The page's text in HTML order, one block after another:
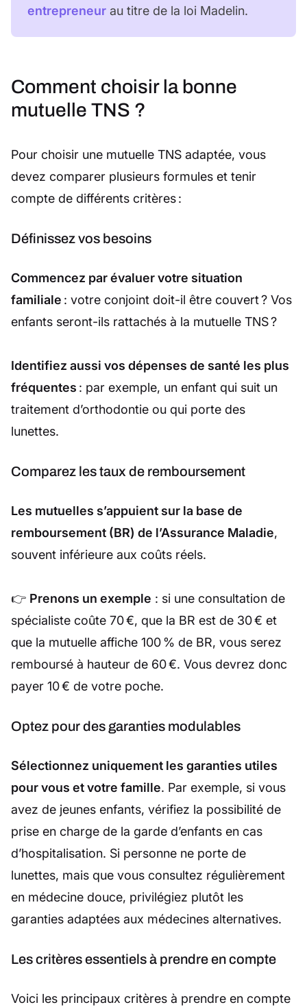
entrepreneur au titre de la loi Madelin.
Comment choisir la bonne
mutuelle TNS ?
Pour choisir une mutuelle TNS adaptée, vous
devez comparer plusieurs formules et tenir
compte de différents critères :
Définissez vos besoins
Commencez par évaluer votre situation
familiale : votre conjoint doit-il être couvert ? Vos
enfants seront-ils rattachés à la mutuelle TNS ?
Identifiez aussi vos dépenses de santé les plus
fréquentes : par exemple, un enfant qui suit un
traitement d’orthodontie ou qui porte des
lunettes.
Comparez les taux de remboursement
Les mutuelles s’appuient sur la base de
remboursement (BR) de l’Assurance Maladie,
souvent inférieure aux coûts réels.
👉 Prenons un exemple : si une consultation de
spécialiste coûte 70 €, que la BR est de 30 € et
que la mutuelle affiche 100 % de BR, vous serez
remboursé à hauteur de 60 €. Vous devrez donc
payer 10 € de votre poche.
Optez pour des garanties modulables
Sélectionnez uniquement les garanties utiles
pour vous et votre famille. Par exemple, si vous
avez de jeunes enfants, vérifiez la possibilité de
prise en charge de la garde d’enfants en cas
d’hospitalisation. Si personne ne porte de
lunettes, mais que vous consultez régulièrement
en médecine douce, privilégiez plutôt les
garanties adaptées aux médecines alternatives.
Les critères essentiels à prendre en compte
Voici les principaux critères à prendre en compte